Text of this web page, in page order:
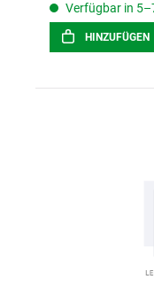
Verfügbar in
HINZUFÜGEN